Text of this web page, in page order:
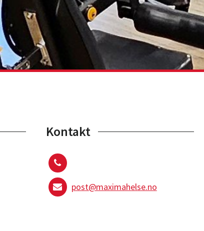
Kontakt
post@maximahelse.no